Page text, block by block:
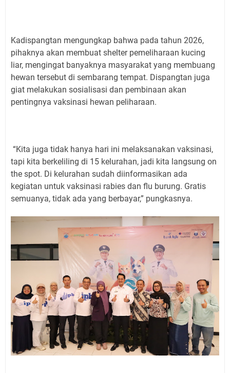
Kadispangtan mengungkap bahwa pada tahun 2026,
pihaknya akan membuat shelter pemeliharaan kucing
liar, mengingat banyaknya masyarakat yang membuang
hewan tersebut di sembarang tempat. Dispangtan juga
giat melakukan sosialisasi dan pembinaan akan
pentingnya vaksinasi hewan peliharaan.
“Kita juga tidak hanya hari ini melaksanakan vaksinasi,
tapi kita berkeliling di 15 kelurahan, jadi kita langsung on
the spot. Di kelurahan sudah diinformasikan ada
kegiatan untuk vaksinasi rabies dan flu burung. Gratis
semuanya, tidak ada yang berbayar,” pungkasnya.